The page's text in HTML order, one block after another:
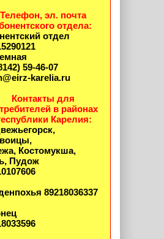
Телефон, эл. почта
отдела:
отдел
59-46-07
karelia.ru
Контакты для
в районах
Карелия:
Костомукша,
Пудож
89218036337